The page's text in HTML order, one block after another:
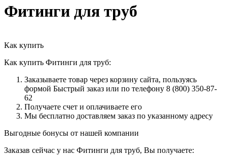
Фитинги для труб
Как купить
Как купить Фитинги для труб:
Заказываете товар через корзину сайта, пользуясь
формой Быстрый заказ или по телефону 8 (800) 350-87-
62
Получаете счет и оплачиваете его
Мы бесплатно доставляем заказ по указанному адресу
Выгодные бонусы от нашей компании
Заказав сейчас у нас Фитинги для труб, Вы получаете: